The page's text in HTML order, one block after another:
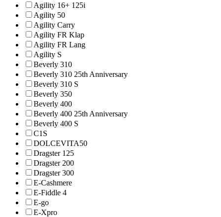
Agility 16+ 125i
Agility 50
Agility Carry
Agility FR Klap
Agility FR Lang
Agility S
Beverly 310
Beverly 310 25th Anniversary
Beverly 310 S
Beverly 350
Beverly 400
Beverly 400 25th Anniversary
Beverly 400 S
C1S
DOLCEVITA50
Dragster 125
Dragster 200
Dragster 300
E-Cashmere
E-Fiddle 4
E-go
E-Xpro